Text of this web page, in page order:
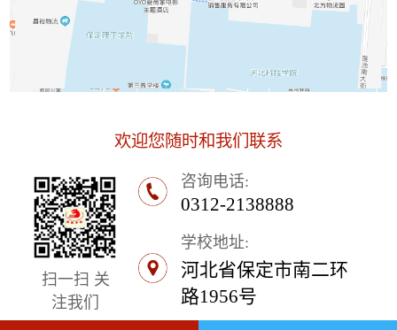
欢迎您随时和我们联系
扫一扫 关
注我们
咨询电话:
0312-2138888
学校地址:
河北省保定市南二环
路1956号